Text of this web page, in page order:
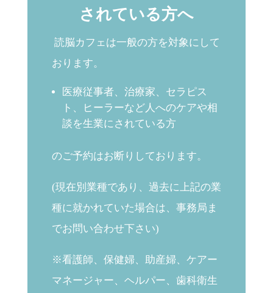
されている方へ
読脳カフェは一般の方を対象にして
おります。
医療従事者、治療家、セラピス
ト、ヒーラーなど人へのケアや相
談を生業にされている方
のご予約はお断りしております。
(現在別業種であり、過去に上記の業
種に就かれていた場合は、事務局ま
でお問い合わせ下さい)
※看護師、保健婦、助産婦、ケアー
マネージャー、ヘルパー、歯科衛生